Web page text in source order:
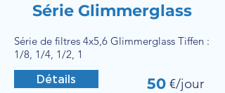
Série Glimmerglass
Série de filtres 4x5,6 Glimmerglass Tiffen :
1/8, 1/4, 1/2, 1
Détails
50 €/jour